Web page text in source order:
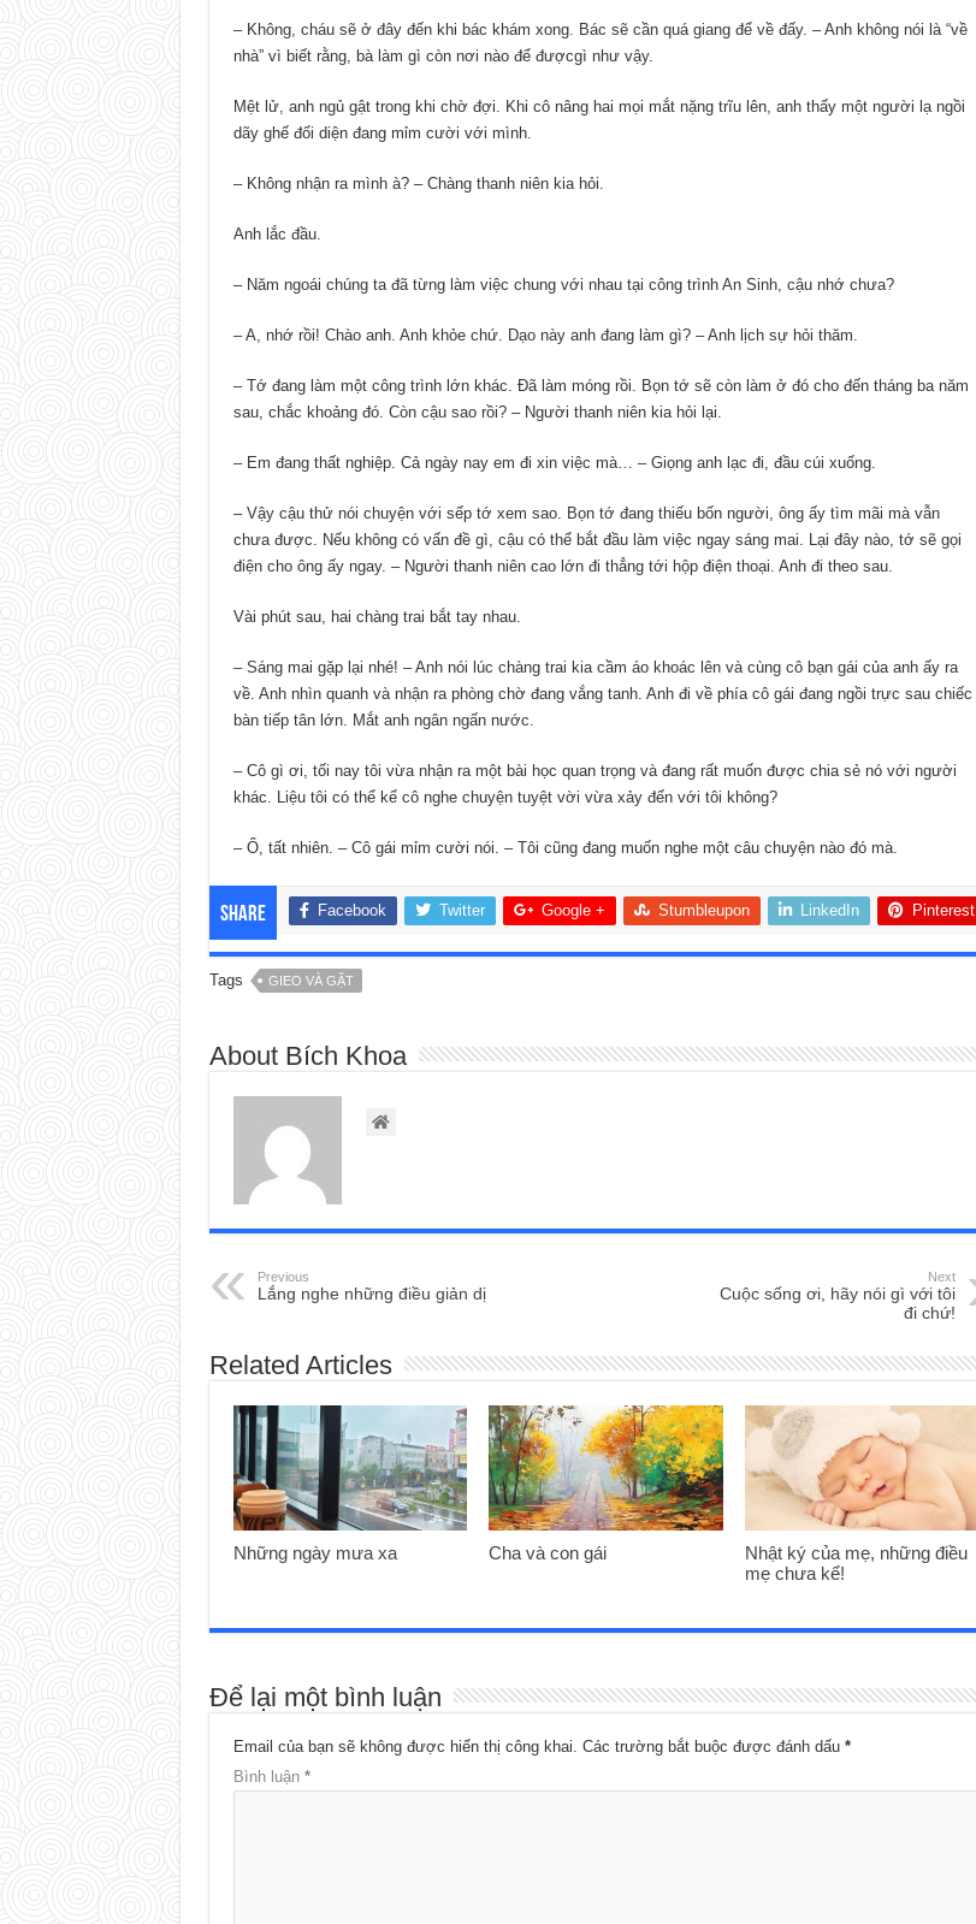
– Không, cháu sẽ ở đây đến khi bác khám xong. Bác sẽ cần quá giang để về đấy. – Anh không nói là “về
nhà” vì biết rằng, bà làm gì còn nơi nào để đượcgì như vậy.
Mệt lử, anh ngủ gật trong khi chờ đợi. Khi cô nâng hai mọi mắt nặng trĩu lên, anh thấy một người lạ ngồi
dãy ghế đối diện đang mỉm cười với mình.
– Không nhận ra mình à? – Chàng thanh niên kia hỏi.
Anh lắc đầu.
– Năm ngoái chúng ta đã từng làm việc chung với nhau tại công trình An Sinh, cậu nhớ chưa?
– A, nhớ rồi! Chào anh. Anh khỏe chứ. Dạo này anh đang làm gì? – Anh lịch sự hỏi thăm.
– Tớ đang làm một công trình lớn khác. Đã làm móng rồi. Bọn tớ sẽ còn làm ở đó cho đến tháng ba năm
sau, chắc khoảng đó. Còn cậu sao rồi? – Người thanh niên kia hỏi lại.
– Em đang thất nghiệp. Cả ngày nay em đi xin việc mà… – Giọng anh lạc đi, đầu cúi xuống.
– Vậy cậu thử nói chuyện với sếp tớ xem sao. Bọn tớ đang thiếu bốn người, ông ấy tìm mãi mà vẫn
chưa được. Nếu không có vấn đề gì, cậu có thể bắt đầu làm việc ngay sáng mai. Lại đây nào, tớ sẽ gọi
điện cho ông ấy ngay. – Người thanh niên cao lớn đi thẳng tới hộp điện thoại. Anh đi theo sau.
Vài phút sau, hai chàng trai bắt tay nhau.
– Sáng mai gặp lại nhé! – Anh nói lúc chàng trai kia cầm áo khoác lên và cùng cô bạn gái của anh ấy ra
về. Anh nhìn quanh và nhận ra phòng chờ đang vắng tanh. Anh đi về phía cô gái đang ngồi trực sau chiếc
bàn tiếp tân lớn. Mắt anh ngân ngấn nước.
– Cô gì ơi, tối nay tôi vừa nhận ra một bài học quan trọng và đang rất muốn được chia sẻ nó với người
khác. Liệu tôi có thể kể cô nghe chuyện tuyệt vời vừa xảy đến với tôi không?
– Ổ, tất nhiên. – Cô gái mỉm cười nói. – Tôi cũng đang muốn nghe một câu chuyện nào đó mà.
Share Facebook Twitter Google + Stumbleupon LinkedIn Pinterest
Tags GIEO VÀ GẶT
About Bích Khoa
Previous
Lắng nghe những điều giản dị
Next
Cuộc sống ơi, hãy nói gì với tôi
đi chứ!
Related Articles
Những ngày mưa xa Cha và con gái
Nhật ký của mẹ, những điều
mẹ chưa kể!
Để lại một bình luận
Email của bạn sẽ không được hiển thị công khai. Các trường bắt buộc được đánh dấu *
Bình luận *